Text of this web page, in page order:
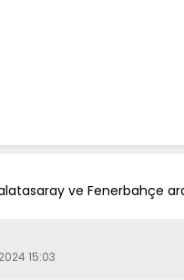
ve Fenerbahçe
15:03